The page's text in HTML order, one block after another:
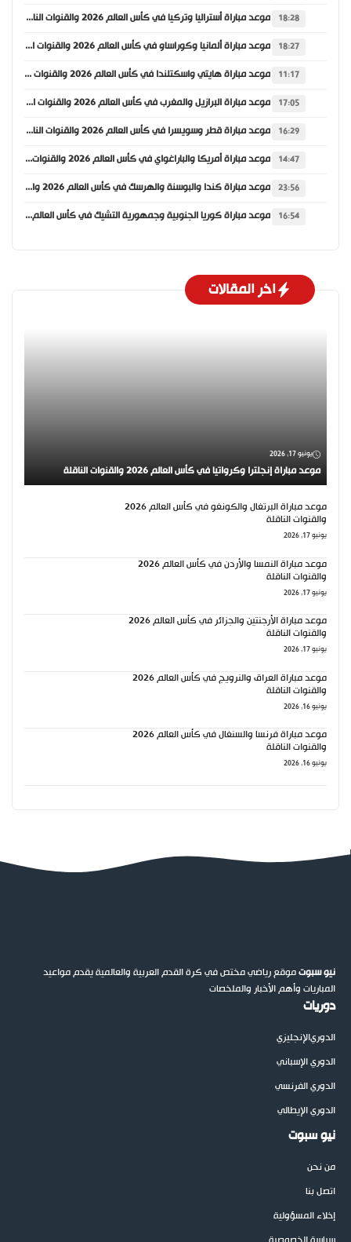
18:28 موعد مباراة أستراليا وتركيا في كأس العالم 2026 والقنوات الناقلة
18:27 موعد مباراة ألمانيا وكوراساو في كأس العالم 2026 والقنوات الناقلة
11:17 موعد مباراة هايتي واسكتلندا في كأس العالم 2026 والقنوات الناقلة
17:05 موعد مباراة البرازيل والمغرب في كأس العالم 2026 والقنوات الناقلة
16:29 موعد مباراة قطر وسويسرا في كأس العالم 2026 والقنوات الناقلة
14:47 موعد مباراة أمريكا والباراغواي في كأس العالم 2026 والقنوات الناقلة
23:56 موعد مباراة كندا والبوسنة والهرسك في كأس العالم 2026 والقنوات الناقلة
16:54 موعد مباراة كوريا الجنوبية وجمهورية التشيك في كأس العالم 2026 والقنوات الناقلة
اخر المقالات
يونيو 17, 2026
موعد مباراة إنجلترا وكرواتيا في كأس العالم 2026 والقنوات الناقلة
موعد مباراة البرتغال والكونغو في كأس العالم 2026
والقنوات الناقلة
يونيو 17, 2026
موعد مباراة النمسا والأردن في كأس العالم 2026
والقنوات الناقلة
يونيو 17, 2026
موعد مباراة الأرجنتين والجزائر في كأس العالم 2026
والقنوات الناقلة
يونيو 17, 2026
موعد مباراة العراق والنرويج في كأس العالم 2026
والقنوات الناقلة
يونيو 16, 2026
موعد مباراة فرنسا والسنغال في كأس العالم 2026
والقنوات الناقلة
يونيو 16, 2026
نيو سبوتموقع رياضي مختص في كرة القدم العربية والعالمية يقدم مواعيد
المباريات وأهم الأخبار والملخصات
دوريات
الدوريالإنجليزي
الدوري الإسباني
الدوري الفرنسي
الدوري الإيطالي
نيو سبوت
من نحن
اتصل بنا
إخلاء المسؤولية